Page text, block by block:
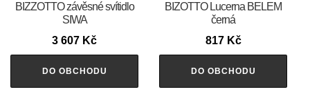
BIZZOTTO závěsné svítidlo
SIWA
3 607 Kč
DO OBCHODU
BIZOTTO Lucerna BELEM
černá
817 Kč
DO OBCHODU